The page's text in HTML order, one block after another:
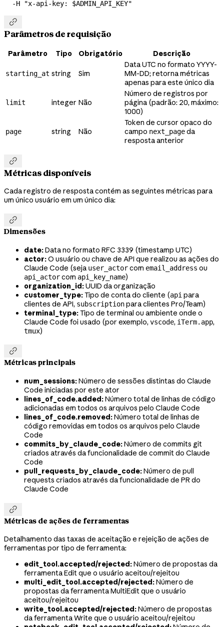
  -H
"x-api-key: $ADMIN_API_KEY"

Parâmetros de requisição
Parâmetro Tipo Obrigatório Descrição
starting_at string Sim
Data UTC no formato YYYY-
MM-DD; retorna métricas
apenas para este único dia
limit integer Não
Número de registros por
página (padrão: 20, máximo:
1000)
page string Não
Token de cursor opaco do
campo next_pageda
resposta anterior

Métricas disponíveis
Cada registro de resposta contém as seguintes métricas para
um único usuário em um único dia:

Dimensões
date:Data no formato RFC 3339 (timestamp UTC)
actor:O usuário ou chave de API que realizou as ações do
Claude Code (seja user_actorcom email_address ou
api_actorcom api_key_name)
organization_id:UUID da organização
customer_type:Tipo de conta do cliente (api para
clientes de API, subscriptionpara clientes Pro/Team)
terminal_type:Tipo de terminal ou ambiente onde o
Claude Code foi usado (por exemplo, vscode, iTerm.app,
tmux)

Métricas principais
num_sessions:Número de sessões distintas do Claude
Code iniciadas por este ator
lines_of_code.added:Número total de linhas de código
adicionadas em todos os arquivos pelo Claude Code
lines_of_code.removed:Número total de linhas de
código removidas em todos os arquivos pelo Claude
Code
commits_by_claude_code:Número de commits git
criados através da funcionalidade de commit do Claude
Code
pull_requests_by_claude_code:Número de pull
requests criados através da funcionalidade de PR do
Claude Code

Métricas de ações de ferramentas
Detalhamento das taxas de aceitação e rejeição de ações de
ferramentas por tipo de ferramenta:
edit_tool.accepted/rejected:Número de propostas da
ferramenta Edit que o usuário aceitou/rejeitou
multi_edit_tool.accepted/rejected:Número de
propostas da ferramenta MultiEdit que o usuário
aceitou/rejeitou
write_tool.accepted/rejected:Número de propostas
da ferramenta Write que o usuário aceitou/rejeitou